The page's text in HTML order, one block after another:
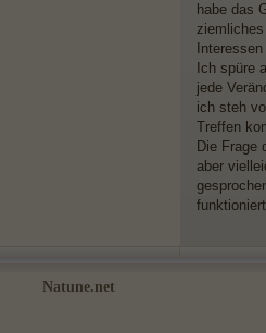
habe das
Ich spüre
jede
ich steh
Treffen
Die Frage
aber
Natune.net